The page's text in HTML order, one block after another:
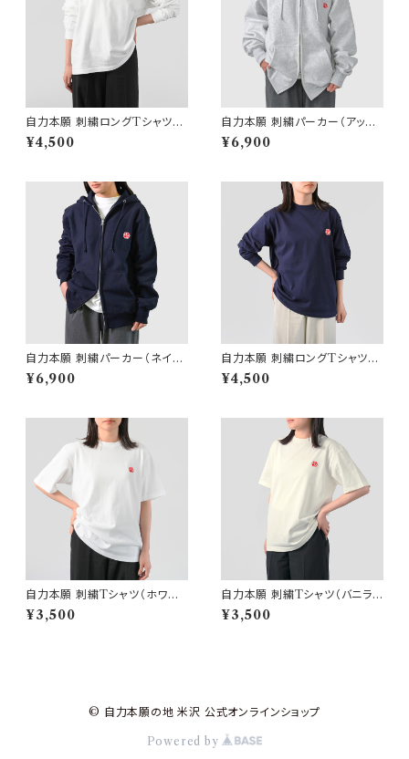
自力本願 刺繍ロングTシャツ
（ホワイト）
¥4,500
自力本願 刺繍パーカー（アッシ
ュ）
¥6,900
自力本願 刺繍パーカー（ネイビ
ー）
¥6,900
自力本願 刺繍ロングTシャツ
（ネイビー）
¥4,500
自力本願 刺繍Tシャツ（ホワイ
ト）
¥3,500
自力本願 刺繍Tシャツ（バニラ）[
現品限り ]
¥3,500
© 自力本願の地 米沢 公式オンラインショップ
Powered by